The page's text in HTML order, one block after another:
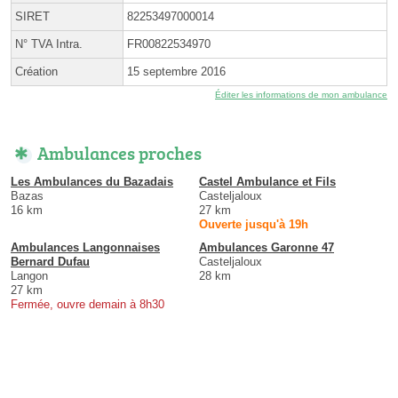
SIRET 82253497000014
N° TVA Intra. FR00822534970
Création 15 septembre 2016
Éditer les informations de mon ambulance
Ambulances proches
Les Ambulances du Bazadais
Bazas
16 km
Castel Ambulance et Fils
Casteljaloux
27 km
Ouverte jusqu'à 19h
Ambulances Langonnaises
Bernard Dufau
Langon
27 km
Fermée, ouvre demain à 8h30
Ambulances Garonne 47
Casteljaloux
28 km